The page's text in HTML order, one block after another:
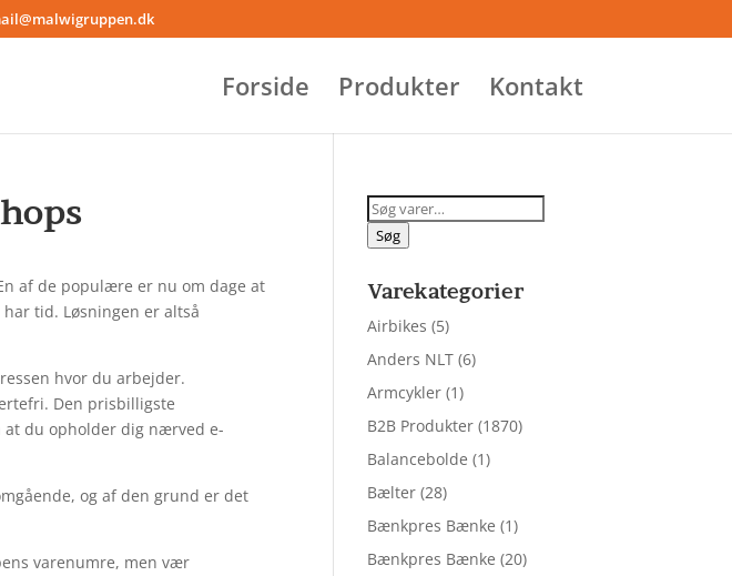
Forside Produkter Kontakt
af de populære er nu om dage at
tid. Løsningen er altså
hvor du arbejder.
Den prisbilligste
at du opholder dig nærved e-
og af den grund er det
varenumre, men vær
Søg
efter:
Søg
Varekategorier
Airbikes (5)
Anders NLT (6)
Armcykler (1)
B2B Produkter (1870)
Balancebolde (1)
Bælter (28)
Bænkpres Bænke (1)
Bænkpres Bænke (20)